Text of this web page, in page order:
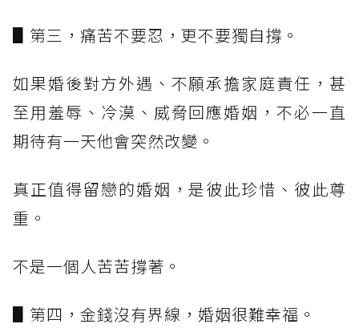
▋第三，痛苦不要忍，更不要獨自撐。
如果婚後對方外遇、不願承擔家庭責任，甚
至用羞辱、冷漠、威脅回應婚姻，不必一直
期待有一天他會突然改變。
真正值得留戀的婚姻，是彼此珍惜、彼此尊
重。
不是一個人苦苦撐著。
▋第四，金錢沒有界線，婚姻很難幸福。